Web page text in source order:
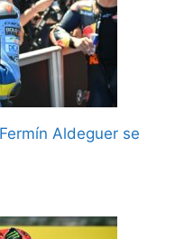
Aldeguer se